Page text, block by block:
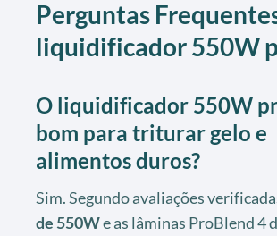
Perguntas
liquidificador 550W
O liquidificador 550W
bom para triturar gelo e
alimentos duros?
Sim. Segundo avaliações
de 550We as lâminas ProBlend 4